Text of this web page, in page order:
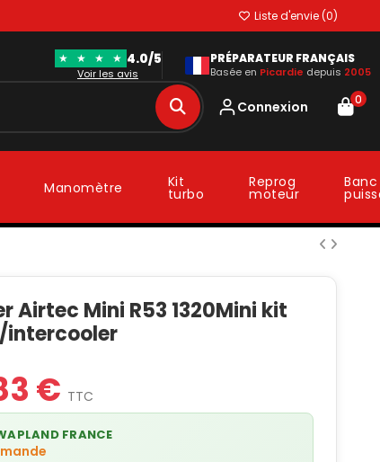
Liste d'envie (0)
★ ★ ★ ★ 4.0/5
Voir les avis
PRÉPARATEUR FRANÇAIS
Basée en Picardie depuis 2005
Connexion 0
Manomètre Kit
turbo
Reprog
moteur
Airtec Mini R53 1320Mini kit
€ TTC
FRANCE